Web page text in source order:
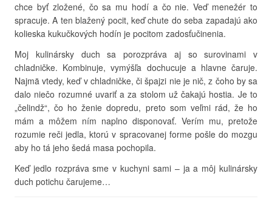
chce byť zložené, čo sa mu hodí a čo nie. Veď menežér to
spracuje. A ten blažený pocit, keď chute do seba zapadajú ako
kolieska kukučkových hodín je pocitom zadosťučinenia.
Moj kulinársky duch sa porozpráva aj so surovinami v
chladničke. Kombinuje, vymýšľa dochucuje a hlavne čaruje.
Najmä vtedy, keď v chladničke, či špajzi nie je nič, z čoho by sa
dalo niečo rozumné uvariť a za stolom už čakajú hostia. Je to
„čelindž“, čo ho ženie dopredu, preto som veľmi rád, že ho
mám a môžem ním naplno disponovať. Verím mu, pretože
rozumie reči jedla, ktorú v spracovanej forme pošle do mozgu
aby ho tá jeho šedá masa pochopila.
Keď jedlo rozpráva sme v kuchyni sami – ja a môj kulinársky
duch potichu čarujeme…